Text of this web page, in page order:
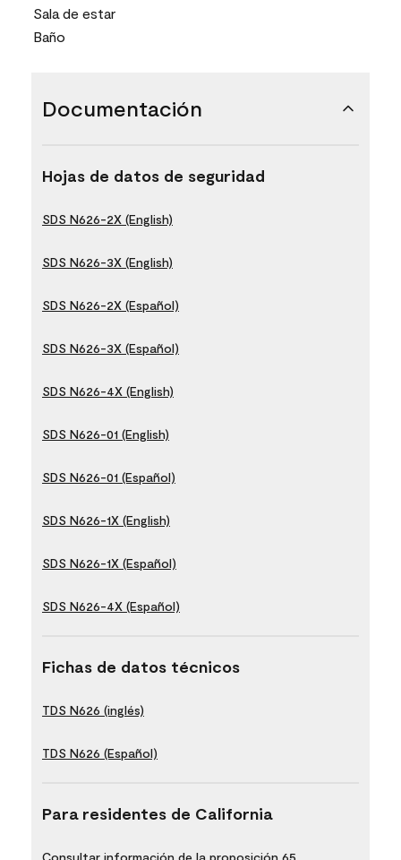
Sala de estar
Baño
Documentación
Hojas de datos de seguridad
SDS N626-2X (English)
SDS N626-3X (English)
SDS N626-2X (Español)
SDS N626-3X (Español)
SDS N626-4X (English)
SDS N626-01 (English)
SDS N626-01 (Español)
SDS N626-1X (English)
SDS N626-1X (Español)
SDS N626-4X (Español)
Fichas de datos técnicos
TDS N626 (inglés)
TDS N626 (Español)
Para residentes de California